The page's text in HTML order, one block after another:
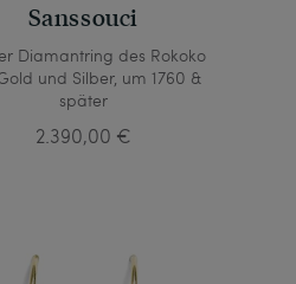
Sanssouci
Diamantring des Rokoko
und Silber, um 1760 &
später
2.390,00 €